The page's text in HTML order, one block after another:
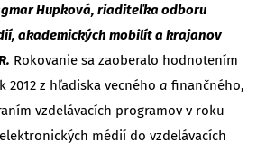
Hupková, riaditeľka odboru
akademických mobilít a krajanov
Rokovanie sa zaoberalo hodnotením
2012 z hľadiska vecného a finančného,
vzdelávacích programov v roku
médií do vzdelávacích